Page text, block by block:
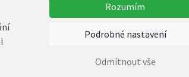
Rozumím
Podrobné nastavení
Odmítnout vše